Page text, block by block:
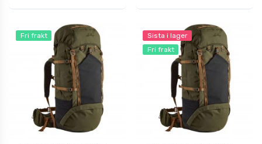
Fri frakt
Sista i lager
Fri frakt